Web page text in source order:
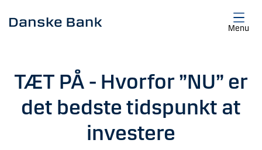
Menu
TÆT PÅ - Hvorfor ”NU” er
det bedste tidspunkt at
investere